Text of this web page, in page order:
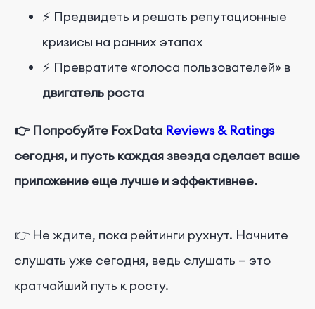
⚡ Предвидеть и решать репутационные
кризисы на ранних этапах
⚡ Превратите «голоса пользователей» в
двигатель роста
👉 Попробуйте FoxData Reviews & Ratings
сегодня, и пусть каждая звезда сделает ваше
приложение еще лучше и эффективнее.
👉 Не ждите, пока рейтинги рухнут. Начните
слушать уже сегодня, ведь слушать — это
кратчайший путь к росту.